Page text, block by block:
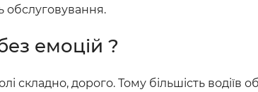
обслуговування.
емоцій ?
складно, дорого. Тому більшість водіїв